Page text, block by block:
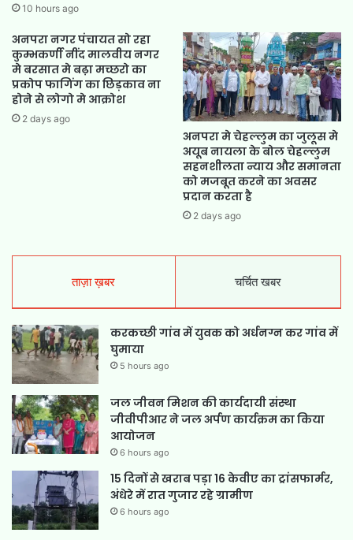
10 hours ago
अनपरा नगर पंचायत सो रहा
कुम्भकर्णी नींद मालवीय नगर
मे बरसात मे बढ़ा मच्छरो का
प्रकोप फागिंग का छिड़काव ना
होने से लोगो मे आक्रोश
2 days ago
अनपरा मे चेहल्लुम का जुलूस मे
अयूब नायला के बोल चेहल्लुम
सहनशीलता न्याय और समानता
को मजबूत करने का अवसर
प्रदान करता है
2 days ago
ताज़ा ख़बर चर्चित खबर
करकच्छी गांव में युवक को अर्धनग्न कर गांव में
घुमाया
5 hours ago
जल जीवन मिशन की कार्यदायी संस्था
जीवीपीआर ने जल अर्पण कार्यक्रम का किया
आयोजन
6 hours ago
15 दिनों से खराब पड़ा 16 केवीए का ट्रांसफार्मर,
अंधेरे में रात गुजार रहे ग्रामीण
6 hours ago